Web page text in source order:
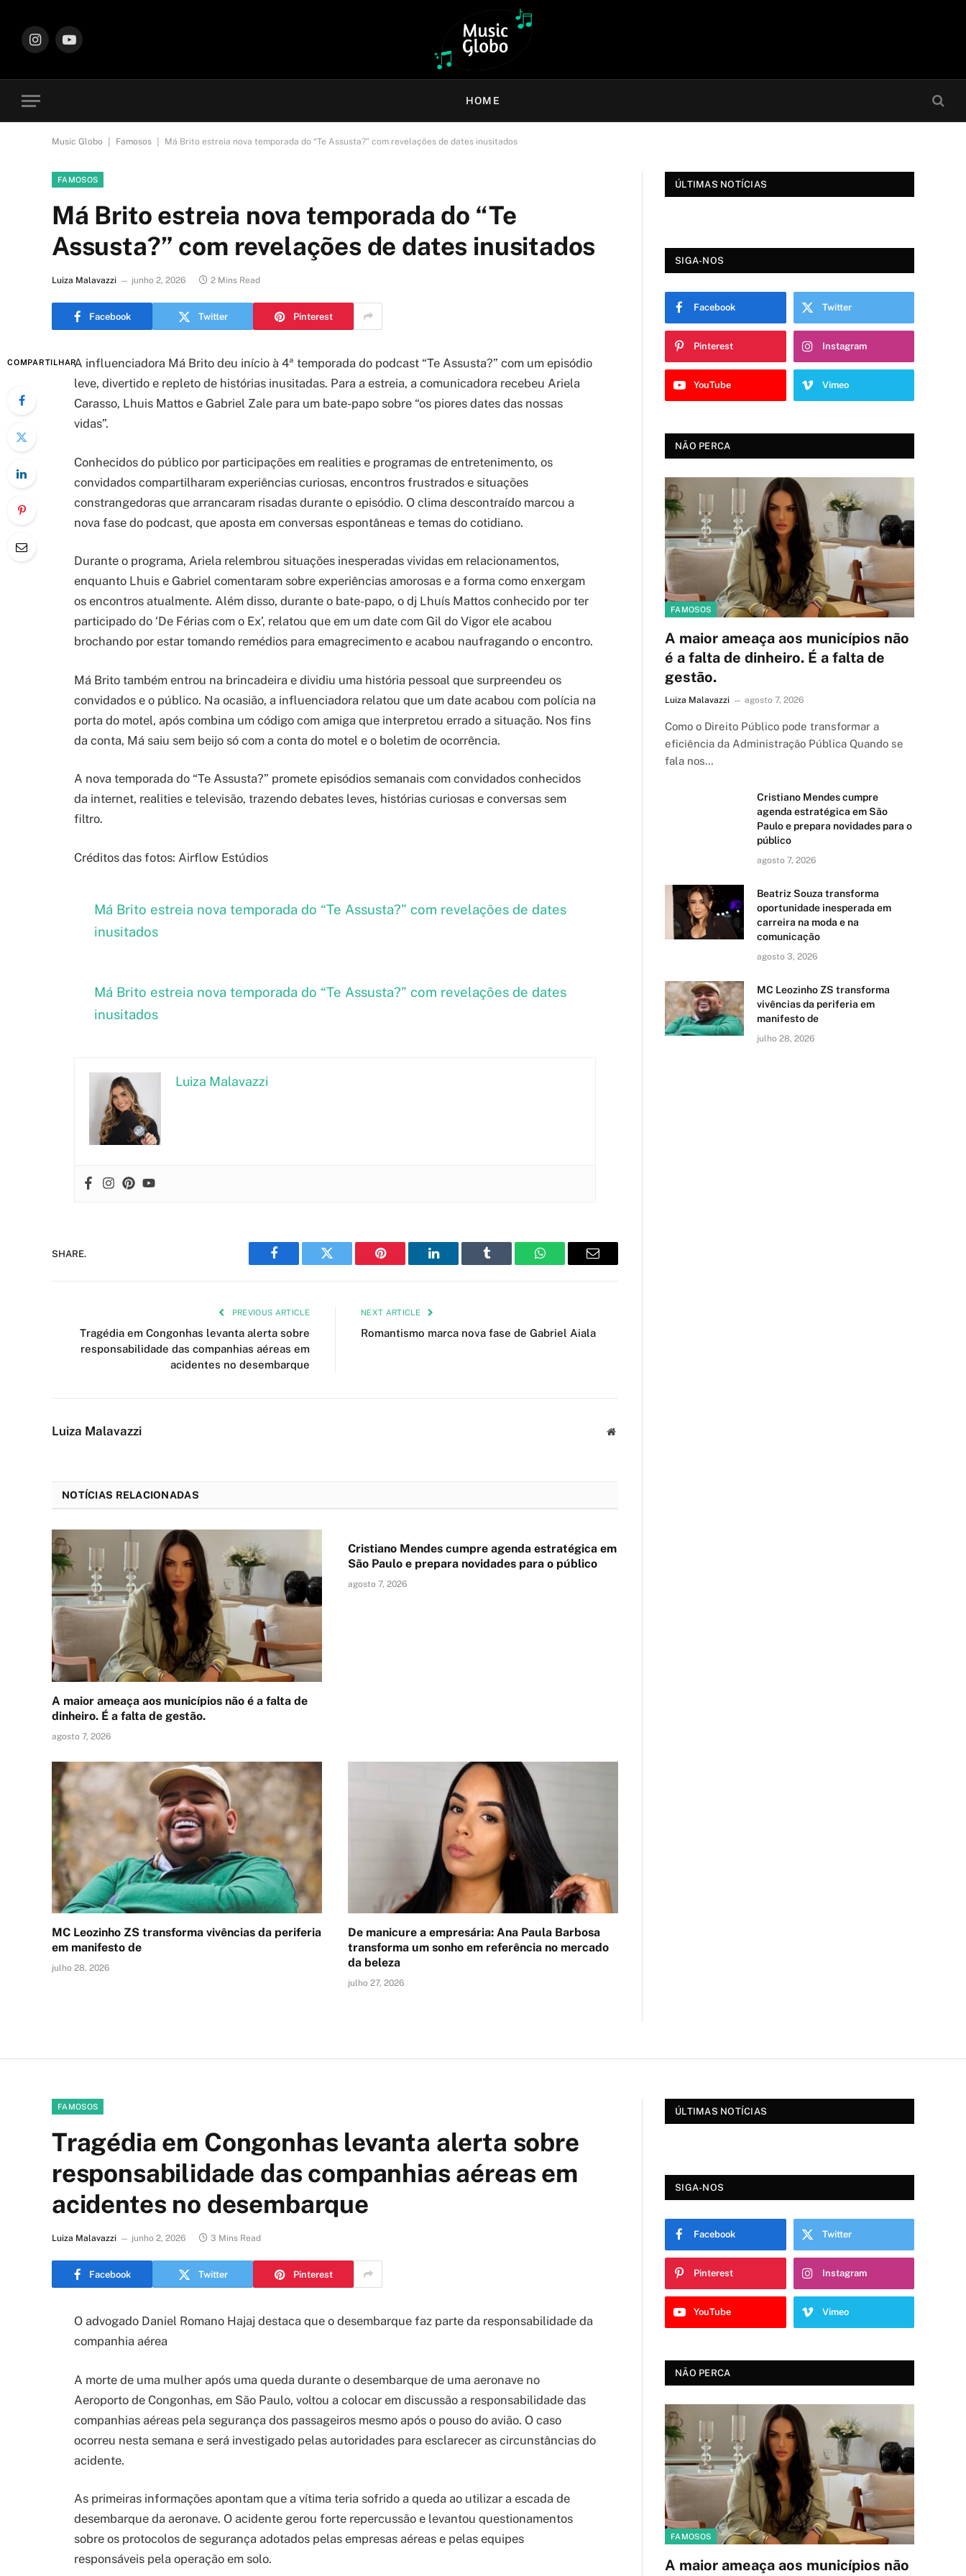
InstagramYouTube
HOME
Music Globo Famosos Má Brito estreia nova temporada do “Te Assusta?” com revelações de dates inusitados
FAMOSOS
Má Brito estreia nova temporada do “Te
Assusta?” com revelações de dates inusitados
Luiza Malavazzi junho 2, 2026 2 Mins Read
Facebook Twitter Pinterest
COMPARTILHARA influenciadora Má Brito deu início à 4ª temporada do podcast “Te Assusta?” com um episódio
leve, divertido e repleto de histórias inusitadas. Para a estreia, a comunicadora recebeu Ariela
Carasso, Lhuis Mattos e Gabriel Zale para um bate-papo sobre “os piores dates das nossas
vidas”.
Conhecidos do público por participações em realities e programas de entretenimento, os
convidados compartilharam experiências curiosas, encontros frustrados e situações
constrangedoras que arrancaram risadas durante o episódio. O clima descontraído marcou a
nova fase do podcast, que aposta em conversas espontâneas e temas do cotidiano.
Durante o programa, Ariela relembrou situações inesperadas vividas em relacionamentos,
enquanto Lhuis e Gabriel comentaram sobre experiências amorosas e a forma como enxergam
os encontros atualmente. Além disso, durante o bate-papo, o dj Lhuís Mattos conhecido por ter
participado do ‘De Férias com o Ex’, relatou que em um date com Gil do Vigor ele acabou
brochando por estar tomando remédios para emagrecimento e acabou naufragando o encontro.
Má Brito também entrou na brincadeira e dividiu uma história pessoal que surpreendeu os
convidados e o público. Na ocasião, a influenciadora relatou que um date acabou com polícia na
porta do motel, após combina um código com amiga que interpretou errado a situação. Nos fins
da conta, Má saiu sem beijo só com a conta do motel e o boletim de ocorrência.
A nova temporada do “Te Assusta?” promete episódios semanais com convidados conhecidos
da internet, realities e televisão, trazendo debates leves, histórias curiosas e conversas sem
filtro.
Créditos das fotos: Airflow Estúdios
Má Brito estreia nova temporada do “Te Assusta?” com revelações de dates
inusitados
Má Brito estreia nova temporada do “Te Assusta?” com revelações de dates
inusitados
Luiza Malavazzi
SHARE.
Facebook Twitter Pinterest LinkedIn Tumblr WhatsAppEmail
PREVIOUS ARTICLE
Tragédia em Congonhas levanta alerta sobre
responsabilidade das companhias aéreas em
acidentes no desembarque
NEXT ARTICLE
Romantismo marca nova fase de Gabriel Aiala
Luiza Malavazzi Website
NOTÍCIAS RELACIONADAS
A maior ameaça aos municípios não é a falta de
dinheiro. É a falta de gestão.
agosto 7, 2026
Cristiano Mendes cumpre agenda estratégica em
São Paulo e prepara novidades para o público
agosto 7, 2026
MC Leozinho ZS transforma vivências da periferia
em manifesto de
julho 28, 2026
De manicure a empresária: Ana Paula Barbosa
transforma um sonho em referência no mercado
da beleza
julho 27, 2026
ÚLTIMAS NOTÍCIAS
SIGA-NOS
Facebook Twitter
Pinterest Instagram
YouTube Vimeo
NÃO PERCA
FAMOSOS
A maior ameaça aos municípios não
é a falta de dinheiro. É a falta de
gestão.
Luiza Malavazzi agosto 7, 2026
Como o Direito Público pode transformar a
eficiência da Administração Pública Quando se
fala nos…
Cristiano Mendes cumpre
agenda estratégica em São
Paulo e prepara novidades para o
público
agosto 7, 2026
Beatriz Souza transforma
oportunidade inesperada em
carreira na moda e na
comunicação
agosto 3, 2026
MC Leozinho ZS transforma
vivências da periferia em
manifesto de
julho 28, 2026
FAMOSOS
Tragédia em Congonhas levanta alerta sobre
responsabilidade das companhias aéreas em
acidentes no desembarque
Luiza Malavazzi junho 2, 2026 3 Mins Read
Facebook Twitter Pinterest
O advogado Daniel Romano Hajaj destaca que o desembarque faz parte da responsabilidade da
companhia aérea
A morte de uma mulher após uma queda durante o desembarque de uma aeronave no
Aeroporto de Congonhas, em São Paulo, voltou a colocar em discussão a responsabilidade das
companhias aéreas pela segurança dos passageiros mesmo após o pouso do avião. O caso
ocorreu nesta semana e será investigado pelas autoridades para esclarecer as circunstâncias do
acidente.
As primeiras informações apontam que a vítima teria sofrido a queda ao utilizar a escada de
desembarque da aeronave. O acidente gerou forte repercussão e levantou questionamentos
sobre os protocolos de segurança adotados pelas empresas aéreas e pelas equipes
responsáveis pela operação em solo.
ÚLTIMAS NOTÍCIAS
SIGA-NOS
Facebook Twitter
Pinterest Instagram
YouTube Vimeo
NÃO PERCA
FAMOSOS
A maior ameaça aos municípios não